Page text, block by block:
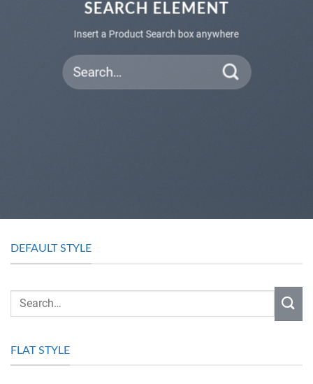
SEARCH ELEMENT
Insert a Product Search box anywhere
DEFAULT STYLE
FLAT STYLE